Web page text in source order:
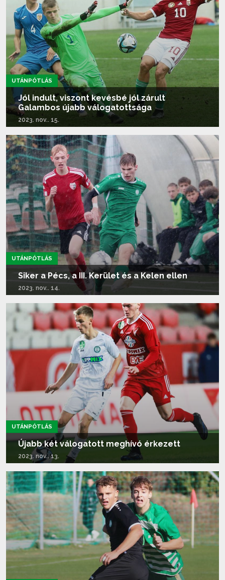
UTÁNPÓTLÁS
Jól indult, viszont kevésbé jól zárult
Galambos újabb válogatottsága
2023. nov.. 15.
Tovább olvasom...
UTÁNPÓTLÁS
Siker a Pécs, a III. Kerület és a Kelen ellen
2023. nov.. 14.
Tovább olvasom...
UTÁNPÓTLÁS
Újabb két válogatott meghívó érkezett
2023. nov.. 13.
Tovább olvasom...